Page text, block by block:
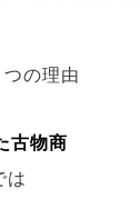
の理由
古物商
は